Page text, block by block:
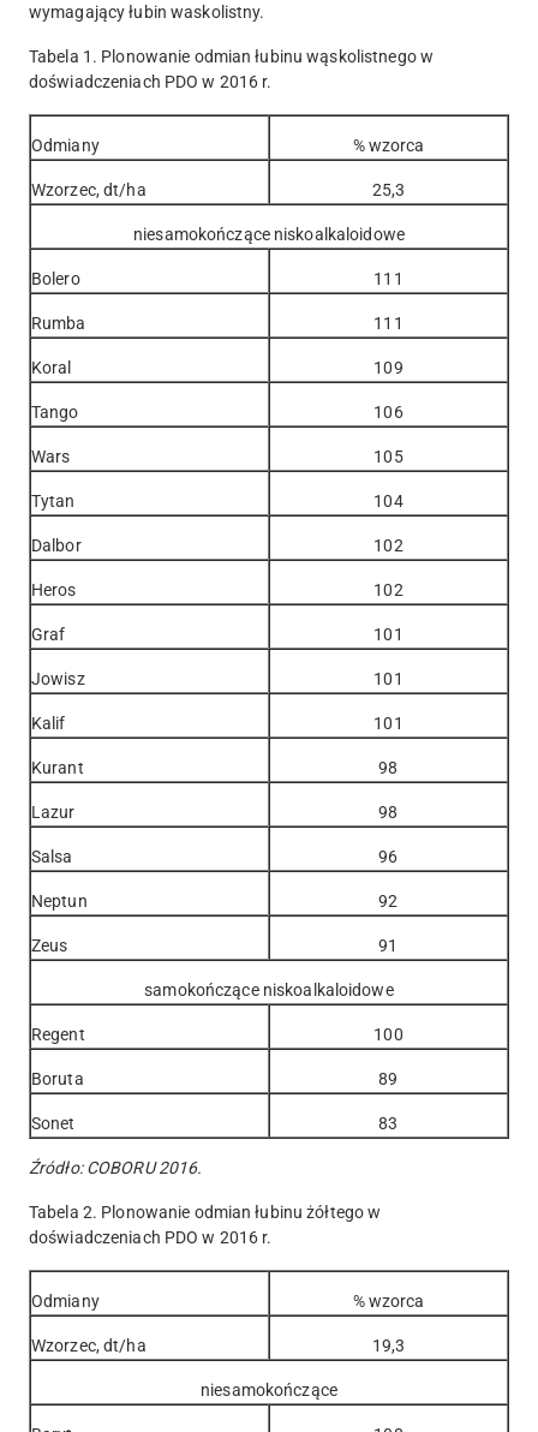
wymagający łubin waskolistny.
Tabela 1. Plonowanie odmian łubinu wąskolistnego w
doświadczeniach PDO w 2016 r.
Odmiany % wzorca
Wzorzec, dt/ha 25,3
niesamokończące niskoalkaloidowe
Bolero 111
Rumba 111
Koral 109
Tango 106
Wars 105
Tytan 104
Dalbor 102
Heros 102
Graf 101
Jowisz 101
Kalif 101
Kurant 98
Lazur 98
Salsa 96
Neptun 92
Zeus 91
samokończące niskoalkaloidowe
Regent 100
Boruta 89
Sonet 83
Źródło: COBORU 2016.
Tabela 2. Plonowanie odmian łubinu żółtego w
doświadczeniach PDO w 2016 r.
Odmiany % wzorca
Wzorzec, dt/ha 19,3
niesamokończące